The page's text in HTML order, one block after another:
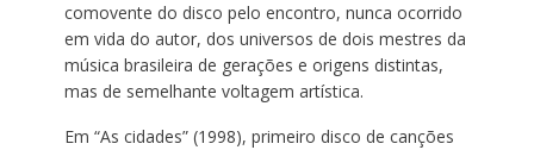
comovente do disco pelo encontro, nunca ocorrido
em vida do autor, dos universos de dois mestres da
música brasileira de gerações e origens distintas,
mas de semelhante voltagem artística.
Em “As cidades” (1998), primeiro disco de canções